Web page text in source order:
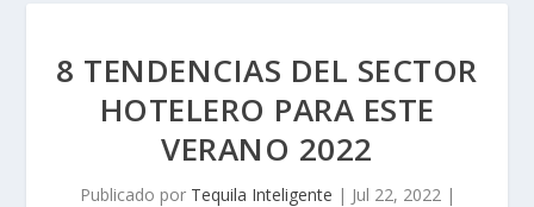
8 TENDENCIAS DEL SECTOR
HOTELERO PARA ESTE
VERANO 2022
Publicado por Tequila Inteligente | Jul 22, 2022|